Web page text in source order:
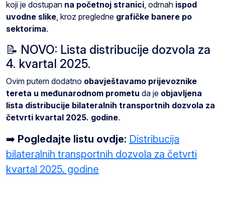
koji je dostupan na početnoj stranici, odmah ispod
uvodne slike, kroz pregledne grafičke banere po
sektorima.
📝 NOVO: Lista distribucije dozvola za
4. kvartal 2025.
Ovim putem dodatno obavještavamo prijevoznike
tereta u međunarodnom prometu da je objavljena
lista distribucije bilateralnih transportnih dozvola za
četvrti kvartal 2025. godine.
➡️ Pogledajte listu ovdje: Distribucija
bilateralnih transportnih dozvola za četvrti
kvartal 2025. godine